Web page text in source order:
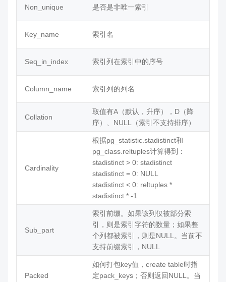
Non_unique 是否是非唯一索引
Key_name 索引名
Seq_in_index 索引列在索引中的序号
Column_name 索引列的列名
Collation
取值有A（默认，升序），D（降
序）、NULL（索引不支持排序）
Cardinality
根据pg_statistic.stadistinct和
pg_class.reltuples计算得到：
stadistinct > 0: stadistinct
stadistinct = 0: NULL
stadistinct < 0: reltuples *
stadistinct * -1
Sub_part
索引前缀。如果该列仅被部分索
引，则是索引字符的数量；如果整
个列都被索引，则是NULL。当前不
支持前缀索引，NULL
Packed
如何打包key值，create table时指
定pack_keys；否则返回NULL。当